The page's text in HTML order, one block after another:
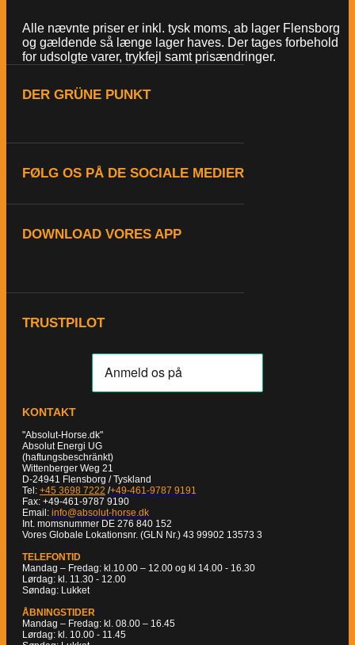
Alle nævnte priser er inkl. tysk moms, ab lager Flensborg
og gældende så længe lager haves. Der tages forbehold
for udsolgte varer, trykfejl samt prisændringer.
DER GRÜNE PUNKT
FØLG OS PÅ DE SOCIALE MEDIER
DOWNLOAD VORES APP
TRUSTPILOT
KONTAKT
"Absolut-Horse.dk"
Absolut Energi UG
(haftungsbeschränkt)
Wittenberger Weg 21
D-24941 Flensborg / Tyskland
Tel: +45 3698 7222 /+49-461-9787 9191
Fax: +49-461-9787 9190
Email: info@absolut-horse.dk
Int. momsnummer DE 276 840 152
Vores Globale Lokationsnr. (GLN Nr.) 43 99902 13573 3
TELEFONTID
Mandag – Fredag: kl.10.00 – 12.00 og kl 14.00 - 16.30
Lørdag: kl. 11.30 - 12.00
Søndag: Lukket
ÅBNINGSTIDER
Mandag – Fredag: kl. 08.00 – 16.45
Lørdag: kl. 10.00 - 11.45